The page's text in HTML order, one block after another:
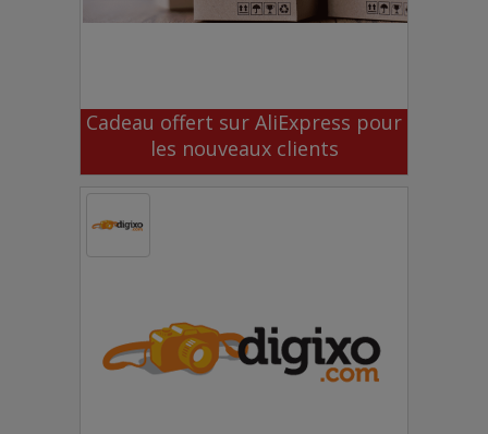
Cadeau offert sur AliExpress pour
les nouveaux clients